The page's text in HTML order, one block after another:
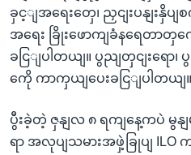
ခှင့ျအရေးတှေ၊ ညှငျးပနျးနှိ
အရေး ခြိုးဖောကျခံနရေတာတှ
ခငြျပါတယျ။ ပွညျတှငျးရော
ကေို ကာကှယျပေးခငြျပါတယျ။
ပွီးခဲ့တဲ့ ဇှနျလ ၈ ရကျနေ့ကပဲ မွန
ရာ အလုပျသမားအဖှဲ့ခြုပျ ILO